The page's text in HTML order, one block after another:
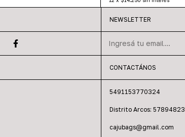
NEWSLETTER
CONTACTÁNOS
5491153770324
Distrito Arcos: 57894823
cajubags@gmail.com